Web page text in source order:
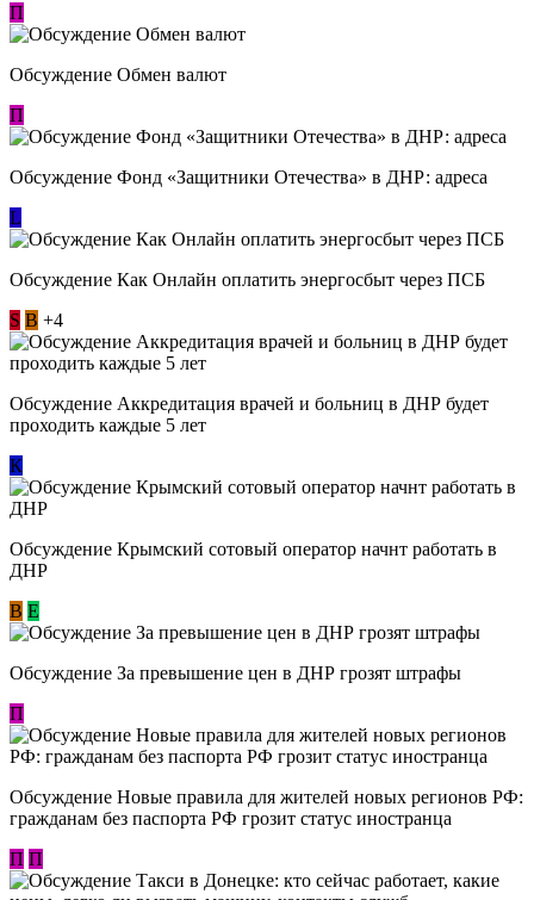
П
Обсуждение Обмен валют
П
Обсуждение Фонд «Защитники Отечества» в ДНР: адреса
L
Обсуждение ​Как Онлайн оплатить энергосбыт через ПСБ
S В +4
Обсуждение Аккредитация врачей и больниц в ДНР будет
проходить каждые 5 лет
К
Обсуждение Крымский сотовый оператор начнт работать в
ДНР
В E
Обсуждение За превышение цен в ДНР грозят штрафы
П
Обсуждение Новые правила для жителей новых регионов РФ:
гражданам без паспорта РФ грозит статус иностранца
П П